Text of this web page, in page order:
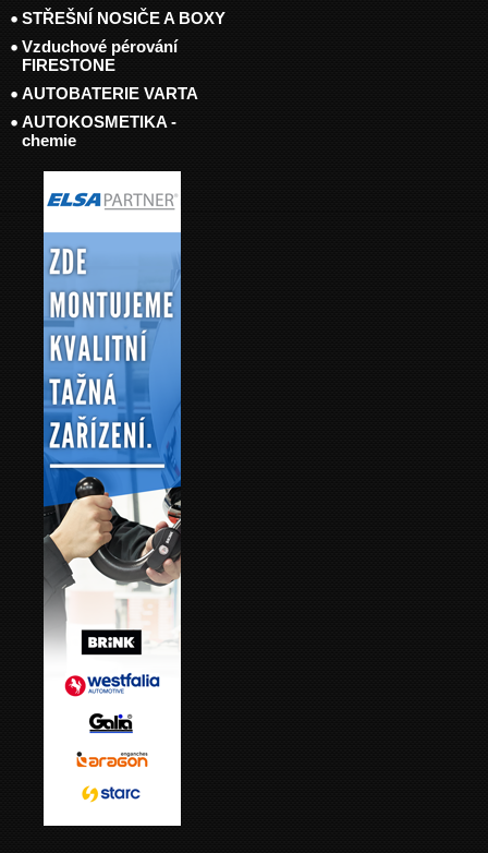
STŘEŠNÍ NOSIČE A BOXY
Vzduchové pérování
FIRESTONE
AUTOBATERIE VARTA
AUTOKOSMETIKA -
chemie